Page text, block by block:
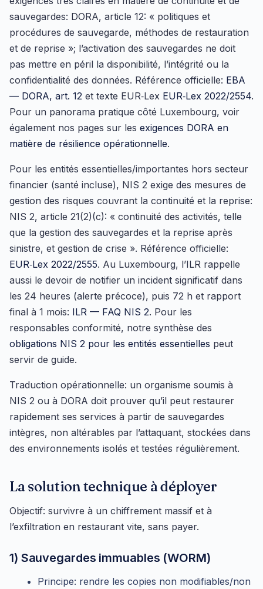
sauvegardes: DORA, article 12: « politiques et
procédures de sauvegarde, méthodes de restauration
et de reprise »; l’activation des sauvegardes ne doit
pas mettre en péril la disponibilité, l’intégrité ou la
confidentialité des données. Référence officielle: EBA
— DORA, art. 12 et texte EUR‑Lex EUR‑Lex 2022/2554.
Pour un panorama pratique côté Luxembourg, voir
également nos pages sur les exigences DORA en
matière de résilience opérationnelle.
Pour les entités essentielles/importantes hors secteur
financier (santé incluse), NIS 2 exige des mesures de
gestion des risques couvrant la continuité et la reprise:
NIS 2, article 21(2)(c): « continuité des activités, telle
que la gestion des sauvegardes et la reprise après
sinistre, et gestion de crise ». Référence officielle:
EUR‑Lex 2022/2555. Au Luxembourg, l’ILR rappelle
aussi le devoir de notifier un incident significatif dans
les 24 heures (alerte précoce), puis 72 h et rapport
final à 1 mois: ILR — FAQ NIS 2. Pour les
responsables conformité, notre synthèse des
obligations NIS 2 pour les entités essentielles peut
servir de guide.
Traduction opérationnelle: un organisme soumis à
NIS 2 ou à DORA doit prouver qu’il peut restaurer
rapidement ses services à partir de sauvegardes
intègres, non altérables par l’attaquant, stockées dans
des environnements isolés et testées régulièrement.
La solution technique à déployer
Objectif: survivre à un chiffrement massif et à
l’exfiltration en restaurant vite, sans payer.
1) Sauvegardes immuables (WORM)
Principe: rendre les copies non modifiables/non